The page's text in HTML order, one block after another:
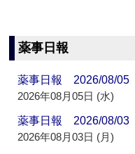
薬事日報
薬事日報 2026/08/05
2026年08月05日 (水)
薬事日報 2026/08/03
2026年08月03日 (月)